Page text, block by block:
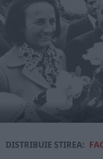
DISTRIBUIE ȘTIREA: